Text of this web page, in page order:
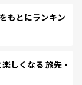
もとにランキン
しくなる 旅先・